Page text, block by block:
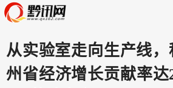
从实验室走向生产线
州省经济增长贡献率达